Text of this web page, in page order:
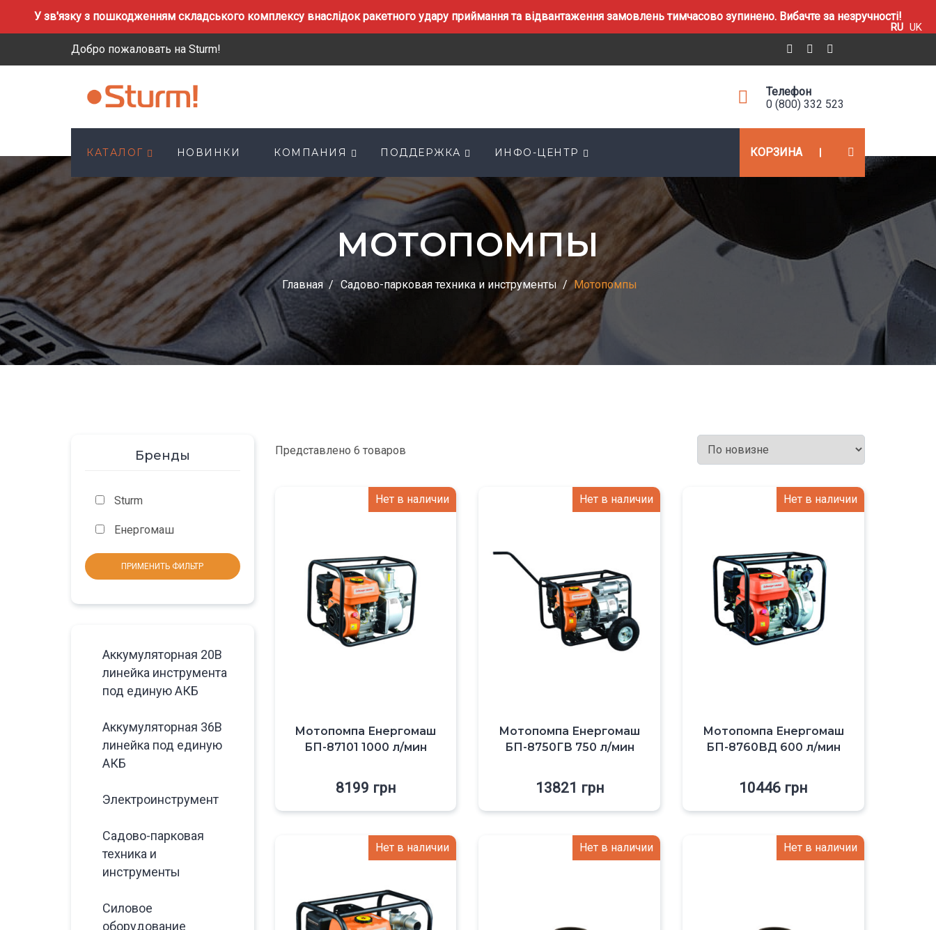
У зв'язку з пошкодженням складського комплексу внаслідок ракетного удару приймання та відвантаження замовлень тимчасово зупинено. Вибачте за незручності!
Добро пожаловать на Sturm!
Телефон
0 (800) 332 523
КАТАЛОГ НОВИНКИ КОМПАНИЯ ПОДДЕРЖКА ИНФО-ЦЕНТР КОРЗИНА
МОТОПОМПЫ
Главная Садово-парковая техника и инструменты Мотопомпы
Бренды
Sturm
Енергомаш
ПРИМЕНИТЬ ФИЛЬТР
Аккумуляторная 20В
линейка инструмента
под единую АКБ
Аккумуляторная 36В
линейка под единую
АКБ
Электроинструмент
Садово-парковая
техника и
инструменты
Силовое
оборудование
Представлено 6 товаров
Нет в наличии
Мотопомпа Енергомаш
БП-87101 1000 л/мин
8199 грн
Нет в наличии
Мотопомпа Енергомаш
БП-8750ГВ 750 л/мин
13821 грн
Нет в наличии
Мотопомпа Енергомаш
БП-8760ВД 600 л/мин
10446 грн
Нет в наличии Нет в наличии Нет в наличии
RU UK